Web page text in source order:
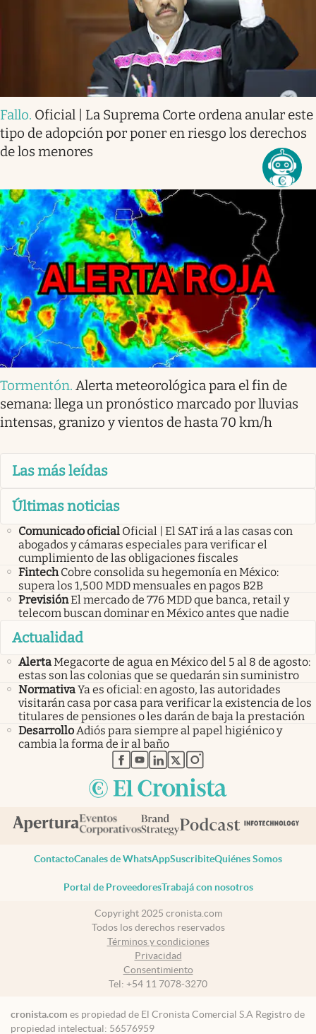
Fallo. Oficial | La Suprema Corte ordena anular este
tipo de adopción por poner en riesgo los derechos
de los menores
Tormentón. Alerta meteorológica para el fin de
semana: llega un pronóstico marcado por lluvias
intensas, granizo y vientos de hasta 70 km/h
Las más leídas
Últimas noticias
Comunicado oficial Oficial | El SAT irá a las casas con
abogados y cámaras especiales para verificar el
cumplimiento de las obligaciones fiscales
Fintech Cobre consolida su hegemonía en México:
supera los 1,500 MDD mensuales en pagos B2B
PrevisiónEl mercado de 776 MDD que banca, retail y
telecom buscan dominar en México antes que nadie
Actualidad
AlertaMegacorte de agua en México del 5 al 8 de agosto:
estas son las colonias que se quedarán sin suministro
NormativaYa es oficial: en agosto, las autoridades
visitarán casa por casa para verificar la existencia de los
titulares de pensiones o les darán de baja la prestación
DesarrolloAdiós para siempre al papel higiénico y
cambia la forma de ir al baño
abre en nueva pestaña
abre en nueva pestaña
abre en nueva pestaña
abre en nueva pestaña
abre en nueva pestaña
ContactoCanales de WhatsAppSuscribiteQuiénes Somos
Portal de ProveedoresTrabajá con nosotros
Copyright 2025 cronista.com
Todos los derechos reservados
Términos y condiciones
Privacidad
Consentimiento
Tel: +54 11 7078-3270
cronista.com es propiedad de El Cronista Comercial S.A Registro de
propiedad intelectual: 56576959